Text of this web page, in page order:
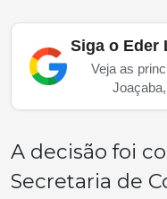
Siga o Eder
Veja as
A decisão foi
Secretaria de